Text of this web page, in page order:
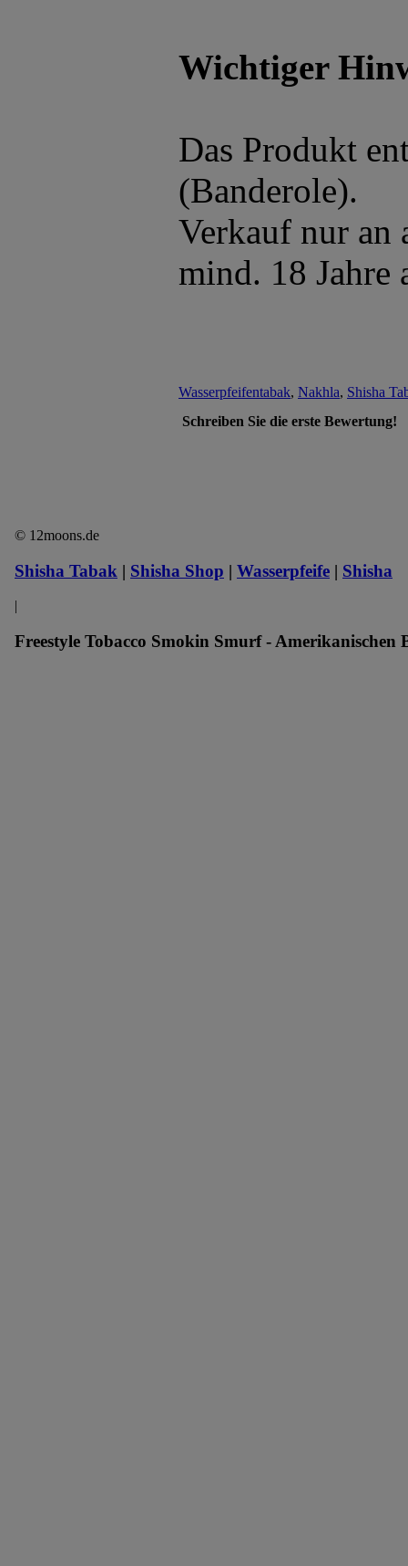
Wichtiger
Das Produkt
(Banderole).
Verkauf nur an
mind. 18 Jahre
Wasserpfeifentabak, Nakhla, Shisha
Schreiben Sie die erste Bewertung!
© 12moons.de
Shisha Tabak | Shisha Shop | Wasserpfeife | Shisha
|
Freestyle Tobacco Smokin Smurf - Amerikanischen